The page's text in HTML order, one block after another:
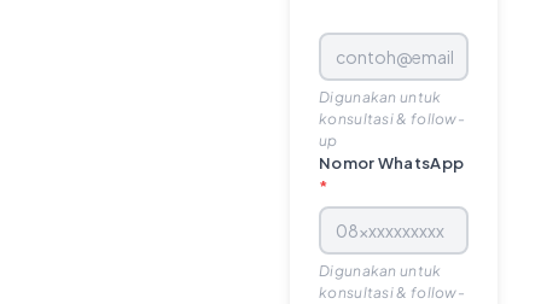
Digunakan untuk
konsultasi & follow-
up
Nomor WhatsApp
*
Digunakan untuk
konsultasi & follow-